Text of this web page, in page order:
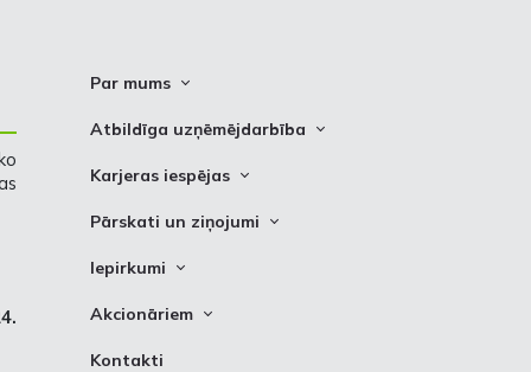
Par mums
Conexus vizītkarte
Akcionāru struktūra
Struktūra
Padome
Atbildīga uzņēmējdarbība
Cel trauksmi
Karjeras iespējas
Vakances
Pārskati un ziņojumi
Attīstības plāni
Iepirkumi
Iepirkumi
Akcionāriem
Informācija
Kontakti